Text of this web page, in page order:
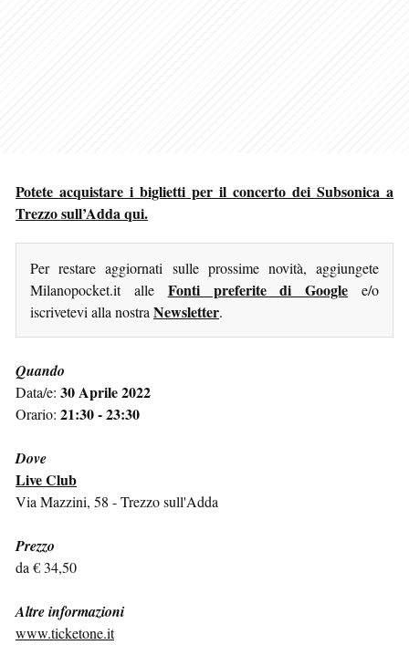
Potete acquistare i biglietti per il concerto dei Subsonica a
Trezzo sull’Adda qui.
Per restare aggiornati sulle prossime novità, aggiungete
Milanopocket.it alle Fonti preferite di Google e/o
iscrivetevi alla nostra Newsletter.
Quando
Data/e: 30 Aprile 2022
Orario: 21:30 - 23:30
Dove
Live Club
Via Mazzini, 58 - Trezzo sull'Adda
Prezzo
da € 34,50
Altre informazioni
www.ticketone.it